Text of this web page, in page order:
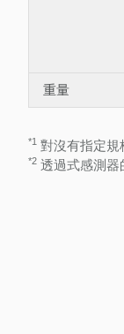
重量
*1 對沒有指定規
*2 透過式感測器